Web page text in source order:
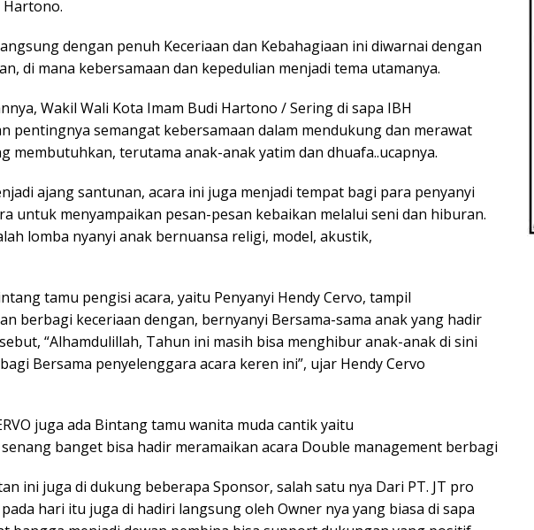
Hartono.
dengan penuh Keceriaan dan Kebahagiaan ini diwarnai dengan
di mana kebersamaan dan kepedulian menjadi tema utamanya.
Wakil Wali Kota Imam Budi Hartono / Sering di sapa IBH
pentingnya semangat kebersamaan dalam mendukung dan merawat
membutuhkan, terutama anak-anak yatim dan dhuafa..ucapnya.
ajang santunan, acara ini juga menjadi tempat bagi para penyanyi
untuk menyampaikan pesan-pesan kebaikan melalui seni dan hiburan.
lomba nyanyi anak bernuansa religi, model, akustik,
tamu pengisi acara, yaitu Penyanyi Hendy Cervo, tampil
berbagi keceriaan dengan, bernyanyi Bersama-sama anak yang hadir
“Alhamdulillah, Tahun ini masih bisa menghibur anak-anak di sini
Bersama penyelenggara acara keren ini”, ujar Hendy Cervo
juga ada Bintang tamu wanita muda cantik yaitu
senang banget bisa hadir meramaikan acara Double management berbagi
ini juga di dukung beberapa Sponsor, salah satu nya Dari PT. JT pro
hari itu juga di hadiri langsung oleh Owner nya yang biasa di sapa